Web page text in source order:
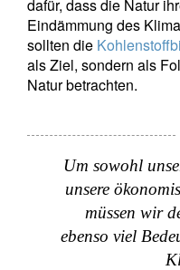
dafür, dass die Natur
Eindämmung des
sollten die
als Ziel, sondern als
Natur betrachten.
Um sowohl
unsere
müssen wir
ebenso viel